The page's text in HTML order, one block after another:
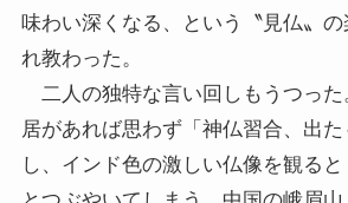
味わい深くなる、という〝見仏〟
れ教わった。
二人の独特な言い回しもうつった
居があれば思わず「神仏習合、出
し、インド色の激しい仏像を観ると